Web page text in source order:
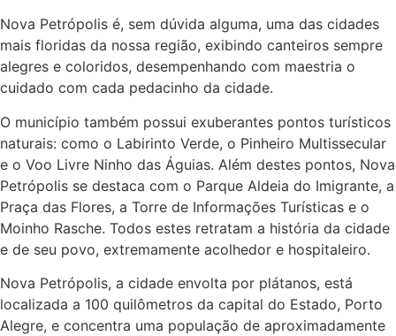
Nova Petrópolis é, sem dúvida alguma, uma das cidades
mais floridas da nossa região, exibindo canteiros sempre
alegres e coloridos, desempenhando com maestria o
cuidado com cada pedacinho da cidade.
O município também possui exuberantes pontos turísticos
naturais: como o Labirinto Verde, o Pinheiro Multissecular
e o Voo Livre Ninho das Águias. Além destes pontos, Nova
Petrópolis se destaca com o Parque Aldeia do Imigrante, a
Praça das Flores, a Torre de Informações Turísticas e o
Moinho Rasche. Todos estes retratam a história da cidade
e de seu povo, extremamente acolhedor e hospitaleiro.
Nova Petrópolis, a cidade envolta por plátanos, está
localizada a 100 quilômetros da capital do Estado, Porto
Alegre, e concentra uma população de aproximadamente